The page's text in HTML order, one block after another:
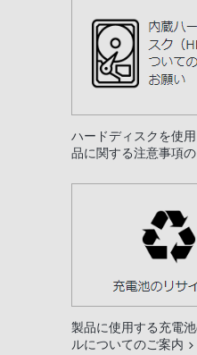
ハードディスクを使
品に関する注意事項
製品に使用する充電
ルについてのご案内